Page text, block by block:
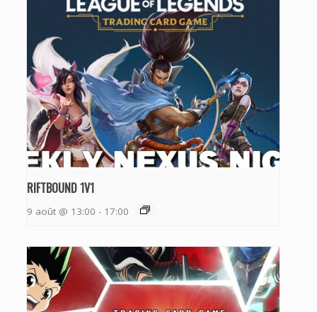
RIFTBOUND 1V1
9 août @ 13:00 - 17:00